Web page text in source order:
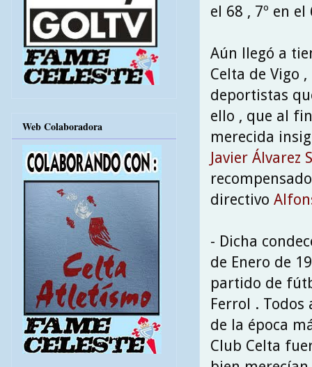
el 68 , 7º en
Aún llegó a
Celta de Vigo
deportistas
ello , que al
merecida
Javier Álvarez
directivo
- Dicha
de Enero de
partido de
Ferrol .
de la época
Club Celta
Web Colaboradora